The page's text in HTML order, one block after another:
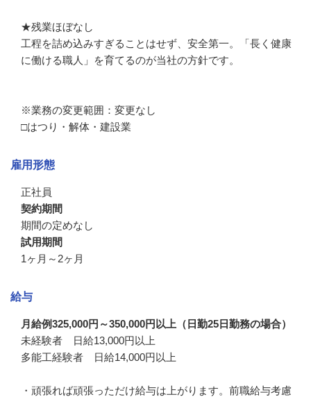
★残業ほぼなし
工程を詰め込みすぎることはせず、安全第一。「長く健康
に働ける職人」を育てるのが当社の方針です。
※業務の変更範囲：変更なし
□はつり・解体・建設業
雇用形態
正社員
契約期間
期間の定めなし
試用期間
1ヶ月～2ヶ月
給与
月給例325,000円～350,000円以上（日勤25日勤務の場合）
未経験者　日給13,000円以上
多能工経験者　日給14,000円以上
・頑張れば頑張っただけ給与は上がります。前職給与考慮